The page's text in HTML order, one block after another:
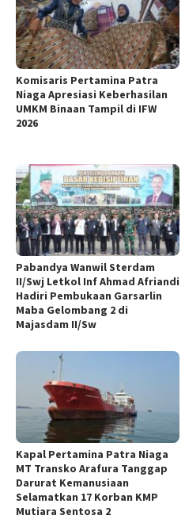
Komisaris Pertamina Patra
Niaga Apresiasi Keberhasilan
UMKM Binaan Tampil di IFW
2026
Pabandya Wanwil Sterdam
II/Swj Letkol Inf Ahmad Afriandi
Hadiri Pembukaan Garsarlin
Maba Gelombang 2 di
Majasdam II/Sw
Kapal Pertamina Patra Niaga
MT Transko Arafura Tanggap
Darurat Kemanusiaan
Selamatkan 17 Korban KMP
Mutiara Sentosa 2